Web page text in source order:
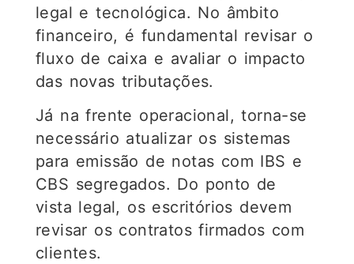
legal e tecnológica. No âmbito
financeiro, é fundamental revisar o
fluxo de caixa e avaliar o impacto
das novas tributações.
Já na frente operacional, torna-se
necessário atualizar os sistemas
para emissão de notas com IBS e
CBS segregados. Do ponto de
vista legal, os escritórios devem
revisar os contratos firmados com
clientes.